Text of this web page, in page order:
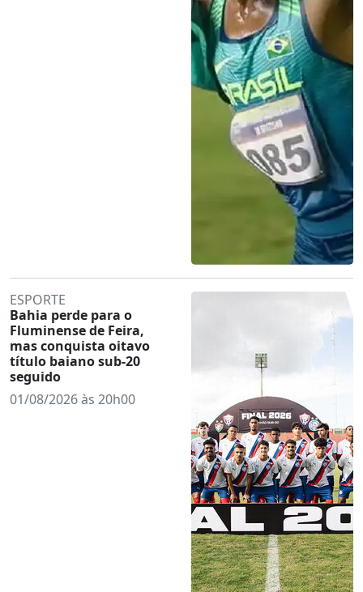
ESPORTE
Bahia perde para o
Fluminense de Feira,
mas conquista oitavo
título baiano sub-20
seguido
01/08/2026 às 20h00